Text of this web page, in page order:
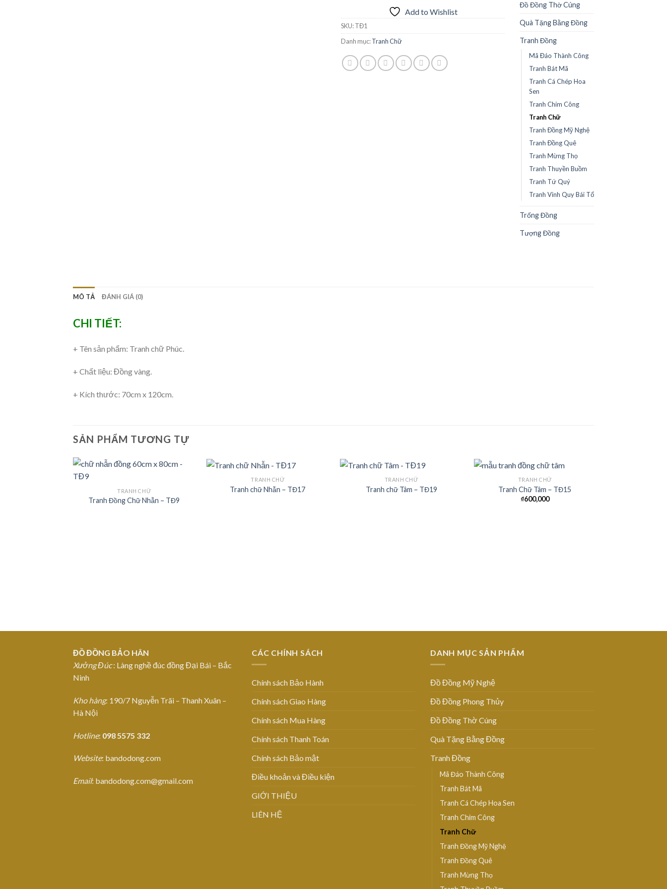
Add to Wishlist
SKU:TĐ1
Danh mục:Tranh Chữ
Đồ Đồng Thờ Cúng
Quà Tặng Bằng Đồng
Tranh Đồng
Mã Đáo Thành Công
Tranh Bát Mã
Tranh Cá Chép Hoa
Sen
Tranh Chim Công
Tranh Chữ
Tranh Đồng Mỹ Nghệ
Tranh Đồng Quê
Tranh Mừng Thọ
Tranh Thuyền Buồm
Tranh Tứ Quý
Tranh Vinh Quy Bái Tổ
Trống Đồng
Tượng Đồng
MÔ TẢ ĐÁNH GIÁ (0)
CHI TIẾT:
+ Tên sản phẩm: Tranh chữ Phúc.
+ Chất liệu: Đồng vàng.
+ Kích thước: 70cm x 120cm.
SẢN PHẨM TƯƠNG TỰ
Add to
TRANH CHỮ
Tranh Đồng Chữ Nhẫn – TĐ9
TRANH CHỮ
Tranh chữ Nhẫn – TĐ17
TRANH CHỮ
Tranh chữ Tâm – TĐ19
TRANH CHỮ
Tranh Chữ Tâm – TĐ15
₫600,000
ĐỒ ĐỒNG BẢO HÂN
Xưởng Đúc: Làng nghề đúc đồng Đại Bái – Bắc
Ninh
Kho hàng: 190/7 Nguyễn Trãi – Thanh Xuân –
Hà Nội
Hotline: 098 5575 332
Website: bandodong.com
Email: bandodong.com@gmail.com
CÁC CHÍNH SÁCH
Chính sách Bảo Hành
Chính sách Giao Hàng
Chính sách Mua Hàng
Chính sách Thanh Toán
Chính sách Bảo mật
Điều khoản và Điều kiện
GIỚI THIỆU
LIÊN HỆ
DANH MỤC SẢN PHẨM
Đồ Đồng Mỹ Nghệ
Đồ Đồng Phong Thủy
Đồ Đồng Thờ Cúng
Quà Tặng Bằng Đồng
Tranh Đồng
Mã Đáo Thành Công
Tranh Bát Mã
Tranh Cá Chép Hoa Sen
Tranh Chim Công
Tranh Chữ
Tranh Đồng Mỹ Nghệ
Tranh Đồng Quê
Tranh Mừng Thọ